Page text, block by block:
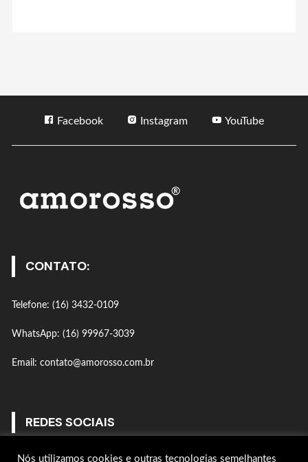
Facebook Instagram YouTube
CONTATO:
Telefone: (16) 3432-0109
WhatsApp: (16) 99967-3039
Email: contato@amorosso.com.br
REDES SOCIAIS
Nós utilizamos cookies e outras tecnologias semelhantes